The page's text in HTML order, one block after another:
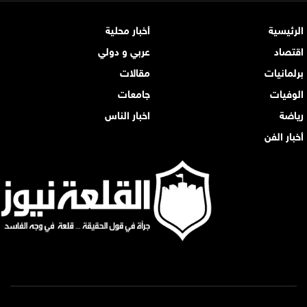
الرئيسية
أخبار محلية
اقتصاد
عربي و دولي
برلمانيات
مقالات
الوفيات
جامعات
رياضة
اخبار الناس
أخبار الفن